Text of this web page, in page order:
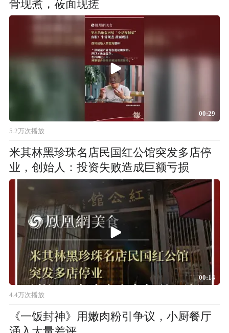
骨现煮，莜面现搓
00:29
5.2万次播放
米其林黑珍珠名店民国红公馆突发多店停
业，创始人：投资失败造成巨额亏损
00:14
4.4万次播放
《一饭封神》用嫩肉粉引争议，小厨餐厅